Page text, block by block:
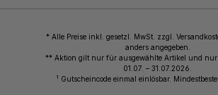
* Alle Preise inkl. gesetzl. MwSt. zzgl.
anders angegeben.
** Aktion gilt nur für ausgewählte Artikel und nur
01.07. – 31.07.2026.
1 Gutscheincode einmal einlösbar.